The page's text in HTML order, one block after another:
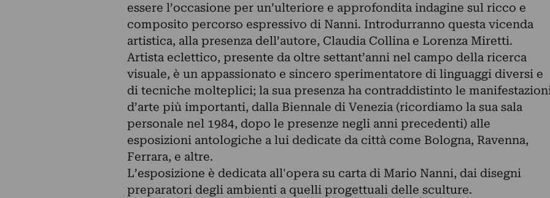
essere l’occasione per un’ulteriore e approfondita indagine sul ricco e
composito percorso espressivo di Nanni. Introdurranno questa vicenda
artistica, alla presenza dell’autore, Claudia Collina e Lorenza Miretti.
Artista eclettico, presente da oltre settant’anni nel campo della ricerca
visuale, è un appassionato e sincero sperimentatore di linguaggi diversi e
di tecniche molteplici; la sua presenza ha contraddistinto le
d’arte più importanti, dalla Biennale di Venezia (ricordiamo la sua sala
personale nel 1984, dopo le presenze negli anni precedenti) alle
esposizioni antologiche a lui dedicate da città come Bologna, Ravenna,
Ferrara, e altre.
L’esposizione è dedicata all'opera su carta di Mario Nanni, dai disegni
preparatori degli ambienti a quelli progettuali delle sculture.